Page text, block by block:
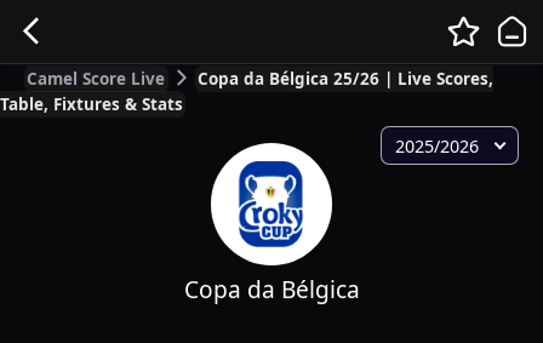
Camel Score Live
Copa da Bélgica 25/26 | Live Scores,
Table, Fixtures & Stats
2025/2026
Copa da Bélgica